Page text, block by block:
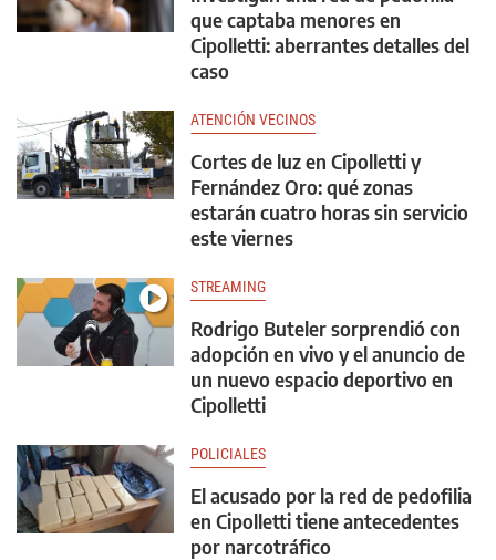
que captaba menores en
Cipolletti: aberrantes detalles del
caso
ATENCIÓN VECINOS
Cortes de luz en Cipolletti y
Fernández Oro: qué zonas
estarán cuatro horas sin servicio
este viernes
STREAMING
Rodrigo Buteler sorprendió con
adopción en vivo y el anuncio de
un nuevo espacio deportivo en
Cipolletti
POLICIALES
El acusado por la red de pedofilia
en Cipolletti tiene antecedentes
por narcotráfico